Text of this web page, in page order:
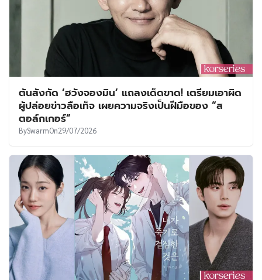
ต้นสังกัด ‘ฮวังจองมิน’ แถลงเด็ดขาด! เตรียมเอาผิด
ผู้ปล่อยข่าวลือเท็จ เผยความจริงเป็นฝีมือของ “ส
ตอล์กเกอร์”
BySwarmOn29/07/2026